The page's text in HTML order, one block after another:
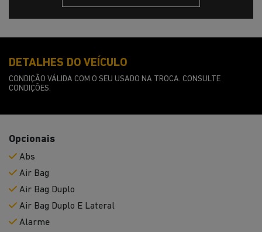
DETALHES DO VEÍCULO
CONDIÇÃO VÁLIDA COM O SEU USADO NA TROCA. CONSULTE
CONDIÇÕES.
Opcionais
Abs
Air Bag
Air Bag Duplo
Air Bag Duplo E Lateral
Alarme